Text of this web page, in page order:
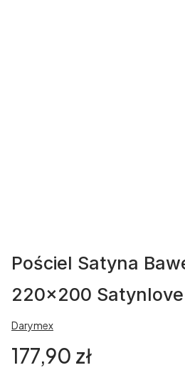
Pościel Satyna
220x200 Satynlove
Darymex
Cena
177,90 zł